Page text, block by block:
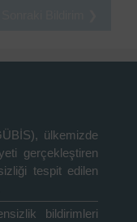
ülkemizde
gerçekleştiren
tespit edilen
bildirimleri